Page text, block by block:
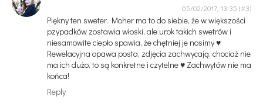
05/02/2017, 13:35
Piękny ten sweter. Moher ma to do siebie, że w większości
pzypadków zostawia włoski, ale urok takich swetrów i
niesamowite ciepło spawia, że chętniej je nosimy ♥
Rewelacyjna opawa posta, zdjęcia zachwycają, chociaż nie
ma ich dużo, to są konkretne i czytelne ♥ Zachwytów nie ma
końca!
Reply